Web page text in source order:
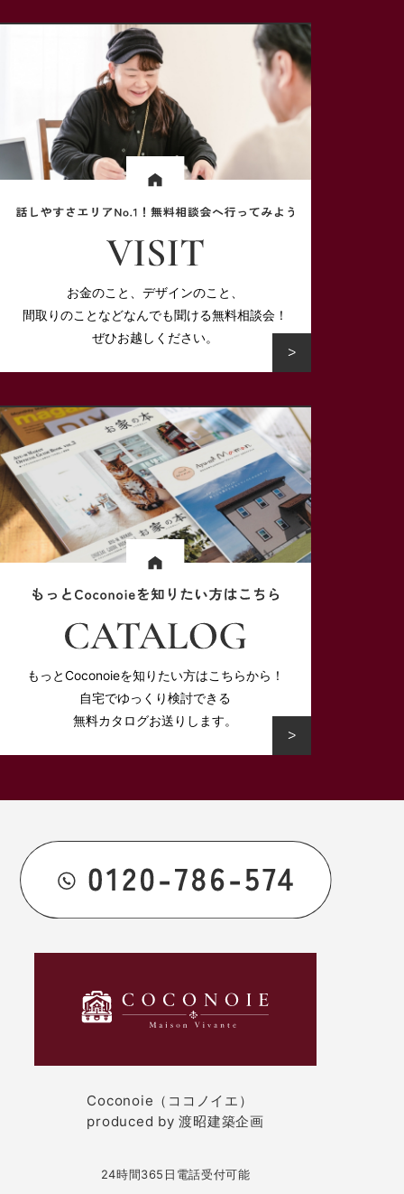
お金のこと、デザインのこと、
間取りのことなどなんでも聞ける無料相談会！
ぜひお越しください。
もっとCoconoieを知りたい方はこちらから！
自宅でゆっくり検討できる
無料カタログお送りします。
Coconoie（ココノイエ）
produced by 渡昭建築企画
24時間365日電話受付可能